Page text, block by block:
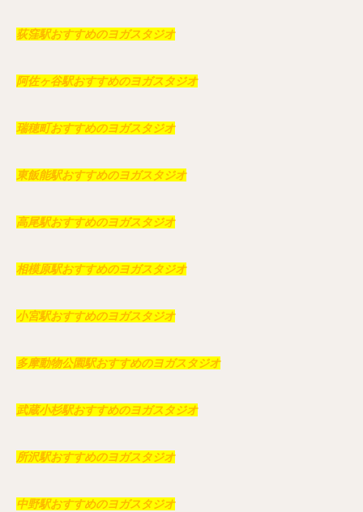
荻窪駅おすすめのヨガスタジオ
阿佐ヶ谷駅おすすめのヨガスタジオ
瑞穂町おすすめのヨガスタジオ
東飯能駅おすすめのヨガスタジオ
高尾駅おすすめのヨガスタジオ
相模原駅おすすめのヨガスタジオ
小宮駅おすすめのヨガスタジオ
多摩動物公園駅おすすめのヨガスタジオ
武蔵小杉駅おすすめのヨガスタジオ
所沢駅おすすめのヨガスタジオ
中野駅おすすめのヨガスタジオ